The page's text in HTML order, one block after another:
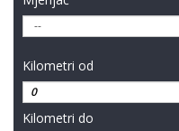
Kilometri od
Kilometri do